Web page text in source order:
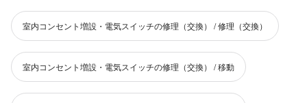
室内コンセント増設・電気スイッチの修理（交換） / 修理（交換）
室内コンセント増設・電気スイッチの修理（交換） / 移動